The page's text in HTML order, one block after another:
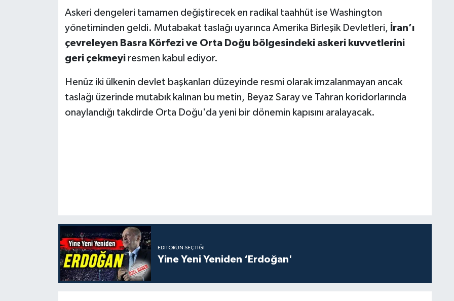
Askeri dengeleri tamamen değiştirecek en radikal taahhüt ise Washington
yönetiminden geldi. Mutabakat taslağı uyarınca Amerika Birleşik Devletleri, İran’ı
çevreleyen Basra Körfezi ve Orta Doğu bölgesindeki askeri kuvvetlerini
geri çekmeyiresmen kabul ediyor.
Henüz iki ülkenin devlet başkanları düzeyinde resmi olarak imzalanmayan ancak
taslağı üzerinde mutabık kalınan bu metin, Beyaz Saray ve Tahran koridorlarında
onaylandığı takdirde Orta Doğu'da yeni bir dönemin kapısını aralayacak.
EDITÖRÜN SEÇTIĞI
Yine Yeni Yeniden ‘Erdoğan'